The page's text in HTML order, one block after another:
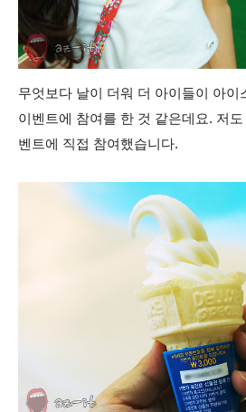
무엇보다 날이 더워 더 아이들이 아이
이벤트에 참여를 한 것 같은데요. 저도
벤트에 직접 참여했습니다.